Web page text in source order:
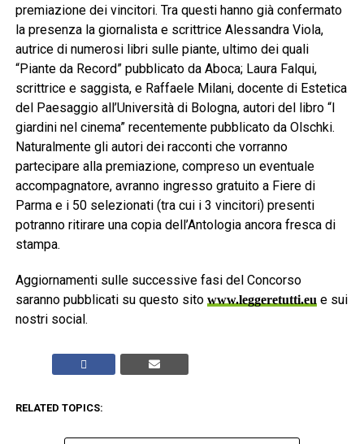
premiazione dei vincitori. Tra questi hanno già confermato
la presenza la giornalista e scrittrice Alessandra Viola,
autrice di numerosi libri sulle piante, ultimo dei quali
“Piante da Record” pubblicato da Aboca; Laura Falqui,
scrittrice e saggista, e Raffaele Milani, docente di Estetica
del Paesaggio all’Università di Bologna, autori del libro “I
giardini nel cinema” recentemente pubblicato da Olschki.
Naturalmente gli autori dei racconti che vorranno
partecipare alla premiazione, compreso un eventuale
accompagnatore, avranno ingresso gratuito a Fiere di
Parma e i 50 selezionati (tra cui i 3 vincitori) presenti
potranno ritirare una copia dell’Antologia ancora fresca di
stampa.
Aggiornamenti sulle successive fasi del Concorso
saranno pubblicati su questo sito www.leggeretutti.eue sui
nostri social.
RELATED TOPICS: